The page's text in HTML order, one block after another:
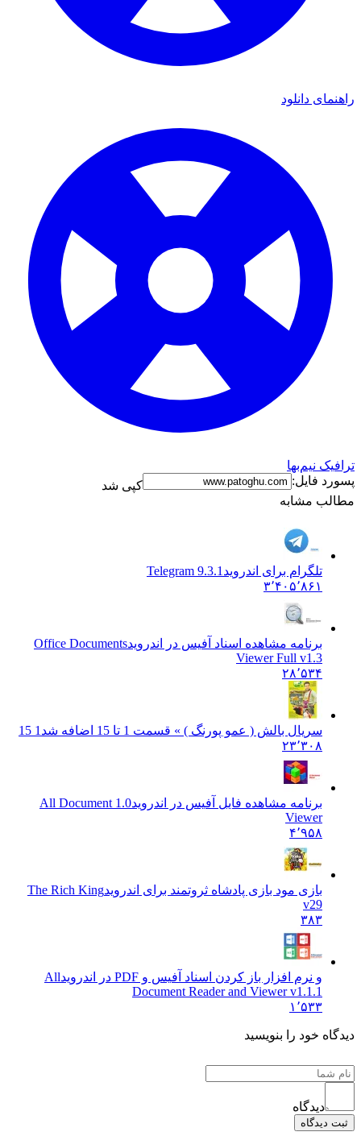
راهنمای دانلود
ترافیک نیم‌بها
پسورد فایل:
کپی شد
مطالب مشابه
تلگرام برای اندروید Telegram 9.3.1
۳٬۴۰۵٬۸۶۱
برنامه مشاهده اسناد آفیس در اندرویدOffice Documents
Viewer Full v1.3
۲۸٬۵۳۴
سریال بالش ( عمو پورنگ ) » قسمت 1 تا 15 اضافه شد
1 15
۲۳٬۳۰۸
برنامه مشاهده فایل آفیس در اندروید
1.0 All Document
Viewer
۴٬۹۵۸
بازی مود بازی پادشاه ثروتمند برای اندرویدThe Rich King
v29
۳۸۳
و نرم افزار باز کردن اسناد آفیس و PDF در اندروید
All
Document Reader and Viewer v1.1.1
۱٬۵۳۳
دیدگاه خود را بنویسید
دیدگاه
ثبت دیدگاه